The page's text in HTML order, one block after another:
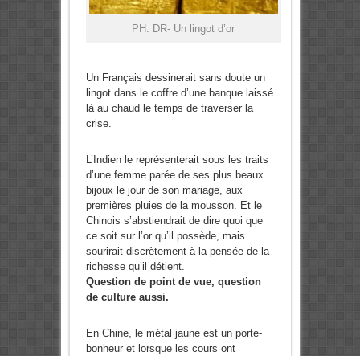
PH: DR- Un lingot d’or
Un Français dessinerait sans doute un
lingot dans le coffre d’une banque laissé
là au chaud le temps de traverser la
crise.
L’Indien le représenterait sous les traits
d’une femme parée de ses plus beaux
bijoux le jour de son mariage, aux
premières pluies de la mousson. Et le
Chinois s’abstiendrait de dire quoi que
ce soit sur l’or qu’il possède, mais
sourirait discrètement à la pensée de la
richesse qu’il détient.
Question de point de vue, question
de culture aussi.
En Chine, le métal jaune est un porte-
bonheur et lorsque les cours ont